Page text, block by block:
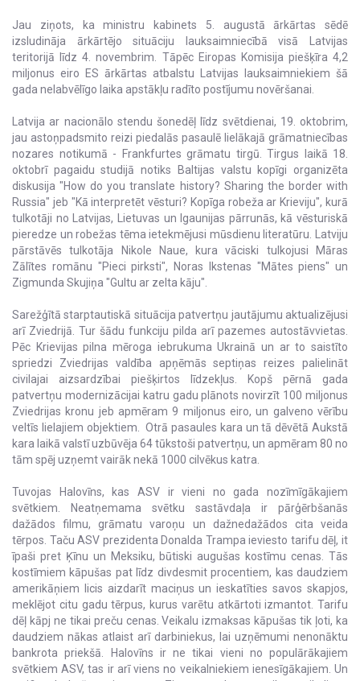
Jau ziņots, ka ministru kabinets 5. augustā ārkārtas sēdē
izsludināja ārkārtējo situāciju lauksaimniecībā visā Latvijas
teritorijā līdz 4. novembrim. Tāpēc Eiropas Komisija piešķīra 4,2
miljonus eiro ES ārkārtas atbalstu Latvijas lauksaimniekiem šā
gada nelabvēlīgo laika apstākļu radīto postījumu novēršanai.
Latvija ar nacionālo stendu šonedēļ līdz svētdienai, 19. oktobrim,
jau astoņpadsmito reizi piedalās pasaulē lielākajā grāmatniecības
nozares notikumā - Frankfurtes grāmatu tirgū. Tirgus laikā 18.
oktobrī pagaidu studijā notiks Baltijas valstu kopīgi organizēta
diskusija "How do you translate history? Sharing the border with
Russia" jeb "Kā interpretēt vēsturi? Kopīga robeža ar Krieviju", kurā
tulkotāji no Latvijas, Lietuvas un Igaunijas pārrunās, kā vēsturiskā
pieredze un robežas tēma ietekmējusi mūsdienu literatūru. Latviju
pārstāvēs tulkotāja Nikole Naue, kura vāciski tulkojusi Māras
Zālītes romānu "Pieci pirksti", Noras Ikstenas "Mātes piens" un
Zigmunda Skujiņa "Gultu ar zelta kāju".
Sarežģītā starptautiskā situācija patvertņu jautājumu aktualizējusi
arī Zviedrijā. Tur šādu funkciju pilda arī pazemes autostāvvietas.
Pēc Krievijas pilna mēroga iebrukuma Ukrainā un ar to saistīto
spriedzi Zviedrijas valdība apņēmās septiņas reizes palielināt
civilajai aizsardzībai piešķirtos līdzekļus. Kopš pērnā gada
patvertņu modernizācijai katru gadu plānots novirzīt 100 miljonus
Zviedrijas kronu jeb apmēram 9 miljonus eiro, un galveno vērību
veltīs lielajiem objektiem. Otrā pasaules kara un tā dēvētā Aukstā
kara laikā valstī uzbūvēja 64 tūkstoši patvertņu, un apmēram 80 no
tām spēj uzņemt vairāk nekā 1000 cilvēkus katra.
Tuvojas Halovīns, kas ASV ir vieni no gada nozīmīgākajiem
svētkiem. Neatņemama svētku sastāvdaļa ir pārģērbšanās
dažādos filmu, grāmatu varoņu un dažnedažādos cita veida
tērpos. Taču ASV prezidenta Donalda Trampa ieviesto tarifu dēļ, it
īpaši pret Ķīnu un Meksiku, būtiski augušas kostīmu cenas. Tās
kostīmiem kāpušas pat līdz divdesmit procentiem, kas daudziem
amerikāņiem licis aizdarīt maciņus un ieskatīties savos skapjos,
meklējot citu gadu tērpus, kurus varētu atkārtoti izmantot. Tarifu
dēļ kāpj ne tikai preču cenas. Veikalu izmaksas kāpušas tik ļoti, ka
daudziem nākas atlaist arī darbiniekus, lai uzņēmumi nenonāktu
bankrota priekšā. Halovīns ir ne tikai vieni no populārākajiem
svētkiem ASV, tas ir arī viens no veikalniekiem ienesīgākajiem. Un